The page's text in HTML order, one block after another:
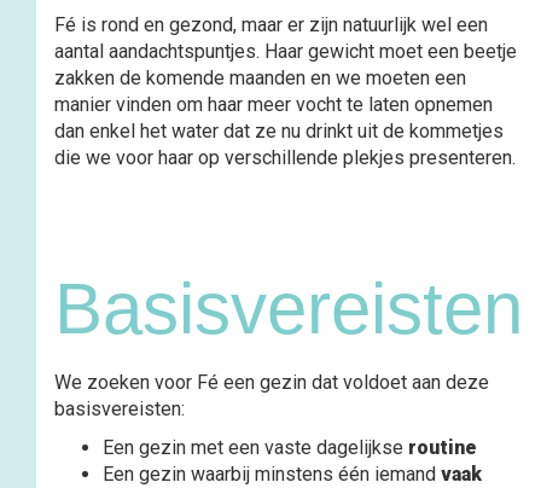
Fé is rond en gezond, maar er zijn natuurlijk wel een
aantal aandachtspuntjes. Haar gewicht moet een beetje
zakken de komende maanden en we moeten een
manier vinden om haar meer vocht te laten opnemen
dan enkel het water dat ze nu drinkt uit de kommetjes
die we voor haar op verschillende plekjes presenteren.
We zoeken voor Fé een gezin dat voldoet aan deze
basisvereisten:
Een gezin met een vaste dagelijkse routine
Een gezin waarbij minstens één iemand vaak